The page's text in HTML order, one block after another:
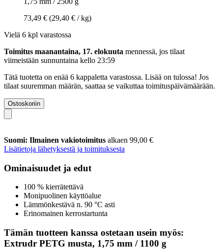
73,49 € (29,40 € / kg)
Vielä 6 kpl varastossa
Toimitus maanantaina, 17. elokuuta mennessä, jos tilaat
viimeistään sunnuntaina kello 23:59
Tätä tuotetta on enää 6 kappaletta varastossa. Lisää on tulossa! Jos
tilaat suuremman määrän, saattaa se vaikuttaa toimituspäivämäärään.
Ostoskoriin
Suomi: Ilmainen vakiotoimitus alkaen 99,00 €
Lisätietoja lähetyksestä ja toimituksesta
Ominaisuudet ja edut
100 % kierrätettävä
Monipuolinen käyttöalue
Lämmönkestävä n. 90 °C asti
Erinomainen kerrostartunta
Tämän tuotteen kanssa ostetaan usein myös:
Extrudr PETG musta, 1,75 mm / 1100 g